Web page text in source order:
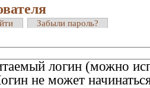
Забыли пароль?
логин (можно
не может